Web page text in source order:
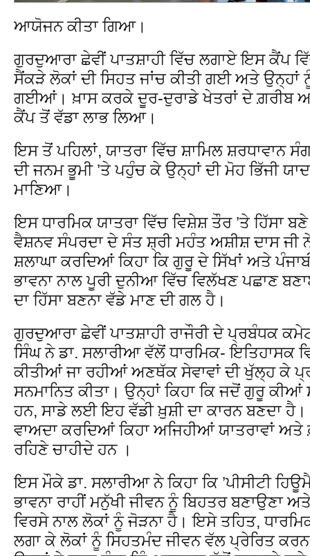
ਆਯੋਜਨ ਕੀਤਾ ਗਿਆ।
ਗੁਰਦੁਆਰਾ ਛੇਵੀਂ ਪਾਤਸ਼ਾਹੀ ਵਿੱਚ ਲਗਾਏ ਇਸ ਕੈਂਪ
ਸੈਂਕੜੇ ਲੋਕਾਂ ਦੀ ਸਿਹਤ ਜਾਂਚ ਕੀਤੀ ਗਈ ਅਤੇ
ਗਈਆਂ। ਖ਼ਾਸ ਕਰਕੇ ਦੂਰ-ਦੁਰਾਡੇ ਖੇਤਰਾਂ ਦੇ ਗ਼ਰੀਬ
ਕੈਂਪ ਤੋਂ ਵੱਡਾ ਲਾਭ ਲਿਆ।
ਇਸ ਤੋਂ ਪਹਿਲਾਂ, ਯਾਤਰਾ ਵਿੱਚ ਸ਼ਾਮਿਲ ਸ਼ਰਧਾਵਾਨ
ਦੀ ਜਨਮ ਭੂਮੀ ’ਤੇ ਪਹੁੰਚ ਕੇ ਉਨ੍ਹਾਂ ਦੀ ਮੋਹ ਭਿੱਜੀ
ਮਾਣਿਆ।
ਇਸ ਧਾਰਮਿਕ ਯਾਤਰਾ ਵਿੱਚ ਵਿਸ਼ੇਸ਼ ਤੌਰ ’ਤੇ ਹਿੱਸਾ
ਵੈਸ਼ਨਵ ਸੰਪਰਦਾ ਦੇ ਸੰਤ ਸ਼੍ਰੀ ਮਹੰਤ ਅਸ਼ੀਸ਼ ਦਾਸ ਜੀ
ਸ਼ਲਾਘਾ ਕਰਦਿਆਂ ਕਿਹਾ ਕਿ ਗੁਰੂ ਦੇ ਸਿੱਖਾਂ ਅਤੇ
ਭਾਵਨਾ ਨਾਲ ਪੂਰੀ ਦੁਨੀਆ ਵਿੱਚ ਵਿਲੱਖਣ ਪਛਾਣ
ਦਾ ਹਿੱਸਾ ਬਣਨਾ ਵੱਡੇ ਮਾਣ ਦੀ ਗਲ ਹੈ।
ਗੁਰਦੁਆਰਾ ਛੇਵੀਂ ਪਾਤਸ਼ਾਹੀ ਰਾਜੌਰੀ ਦੇ ਪ੍ਰਬੰਧਕ
ਸਿੰਘ ਨੇ ਡਾ. ਸਲਾਰੀਆ ਵੱਲੋਂ ਧਾਰਮਿਕ-
ਕੀਤੀਆਂ ਜਾ ਰਹੀਆਂ ਅਣਥੱਕ ਸੇਵਾਵਾਂ ਦੀ ਖੁੱਲ੍ਹ ਕੇ
ਸਨਮਾਨਿਤ ਕੀਤਾ। ਉਨ੍ਹਾਂ ਕਿਹਾ ਕਿ ਜਦੋਂ ਗੁਰੂ
ਹਨ, ਸਾਡੇ ਲਈ ਇਹ ਵੱਡੀ ਖ਼ੁਸ਼ੀ ਦਾ ਕਾਰਨ ਬਣਦਾ
ਵਾਅਦਾ ਕਰਦਿਆਂ ਕਿਹਾ ਅਜਿਹੀਆਂ ਯਾਤਰਾਵਾਂ ਅਤੇ
ਰਹਿਣੇ ਚਾਹੀਦੇ ਹਨ ।
ਇਸ ਮੌਕੇ ਡਾ. ਸਲਾਰੀਆ ਨੇ ਕਿਹਾ ਕਿ ’ਪੀਸੀਟੀ
ਭਾਵਨਾ ਰਾਹੀਂ ਮਨੁੱਖੀ ਜੀਵਨ ਨੂੰ ਬਿਹਤਰ ਬਣਾਉਣਾ
ਵਿਰਸੇ ਨਾਲ ਲੋਕਾਂ ਨੂੰ ਜੋੜਨਾ ਹੈ। ਇਸੇ ਤਹਿਤ,
ਲਗਾ ਕੇ ਲੋਕਾਂ ਨੂੰ ਸਿਹਤਮੰਦ ਜੀਵਨ ਵੱਲ ਪ੍ਰੇਰਿਤ